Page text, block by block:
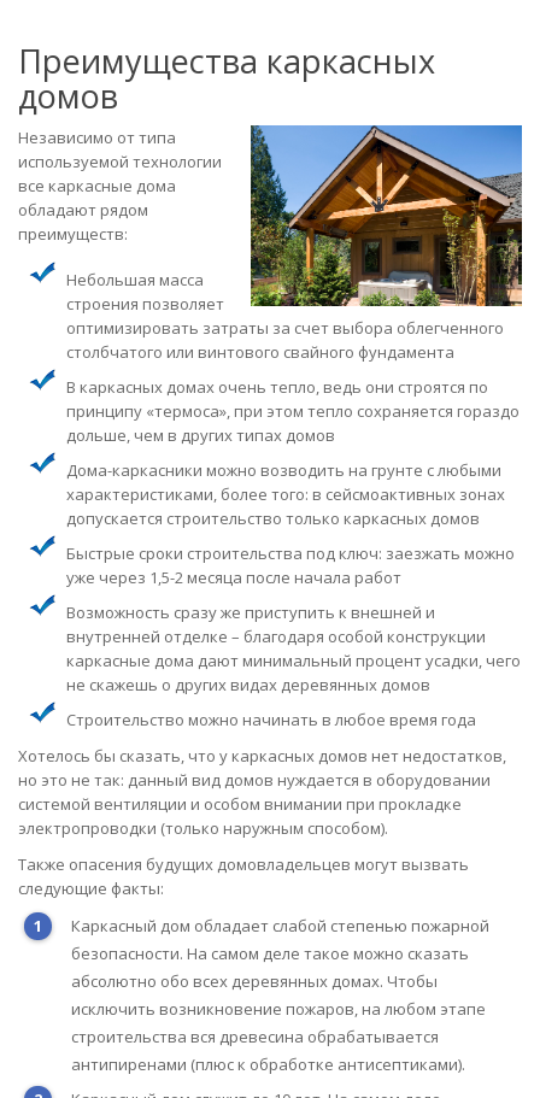
Преимущества каркасных
домов
Независимо от типа
используемой технологии
все каркасные дома
обладают рядом
преимуществ:
Небольшая масса
строения позволяет
оптимизировать затраты за счет выбора облегченного
столбчатого или винтового свайного фундамента
В каркасных домах очень тепло, ведь они строятся по
принципу «термоса», при этом тепло сохраняется гораздо
дольше, чем в других типах домов
Дома-каркасники можно возводить на грунте с любыми
характеристиками, более того: в сейсмоактивных зонах
допускается строительство только каркасных домов
Быстрые сроки строительства под ключ: заезжать можно
уже через 1,5-2 месяца после начала работ
Возможность сразу же приступить к внешней и
внутренней отделке – благодаря особой конструкции
каркасные дома дают минимальный процент усадки, чего
не скажешь о других видах деревянных домов
Строительство можно начинать в любое время года
Хотелось бы сказать, что у каркасных домов нет недостатков,
но это не так: данный вид домов нуждается в оборудовании
системой вентиляции и особом внимании при прокладке
электропроводки (только наружным способом).
Также опасения будущих домовладельцев могут вызвать
следующие факты:
Каркасный дом обладает слабой степенью пожарной
безопасности. На самом деле такое можно сказать
абсолютно обо всех деревянных домах. Чтобы
исключить возникновение пожаров, на любом этапе
строительства вся древесина обрабатывается
антипиренами (плюс к обработке антисептиками).